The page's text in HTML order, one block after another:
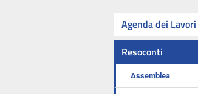
Agenda dei Lavori
Resoconti
Assemblea